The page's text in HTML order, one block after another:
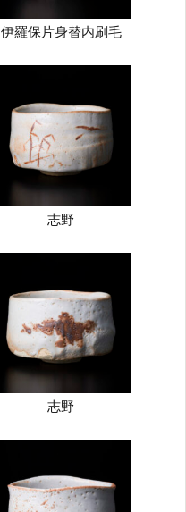
伊羅保片身替内刷毛
志野
志野